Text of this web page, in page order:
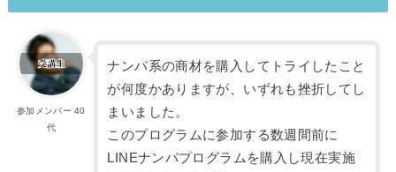
参加メンバー 40
代
ナンパ系の商材を購入してトライしたこと
が何度かありますが、いずれも挫折してし
まいました。
このプログラムに参加する数週間前に
LINEナンパプログラムを購入し現在実施